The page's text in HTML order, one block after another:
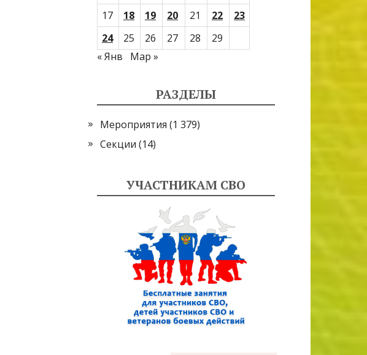
17
18 19 20 21 22
23
24
25 26 27 28
29
« Янв
Мар »
РАЗДЕЛЫ
Мероприятия (1 379)
Секции (14)
УЧАСТНИКАМ СВО